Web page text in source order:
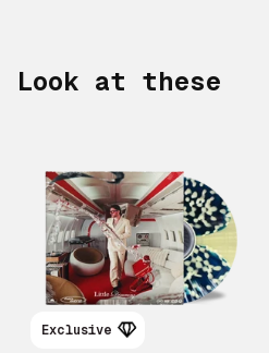
Look at these
Exclusive